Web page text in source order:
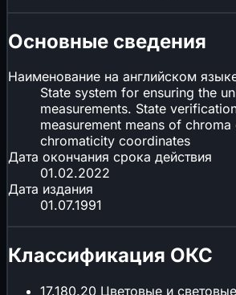
Основные сведения
Наименование на английском
State system for ensuring the
measurements. State
measurement means of
chromaticity coordinates
Дата окончания срока действия
01.02.2022
Дата издания
01.07.1991
Классификация ОКС
17.180.20 Цветовые и